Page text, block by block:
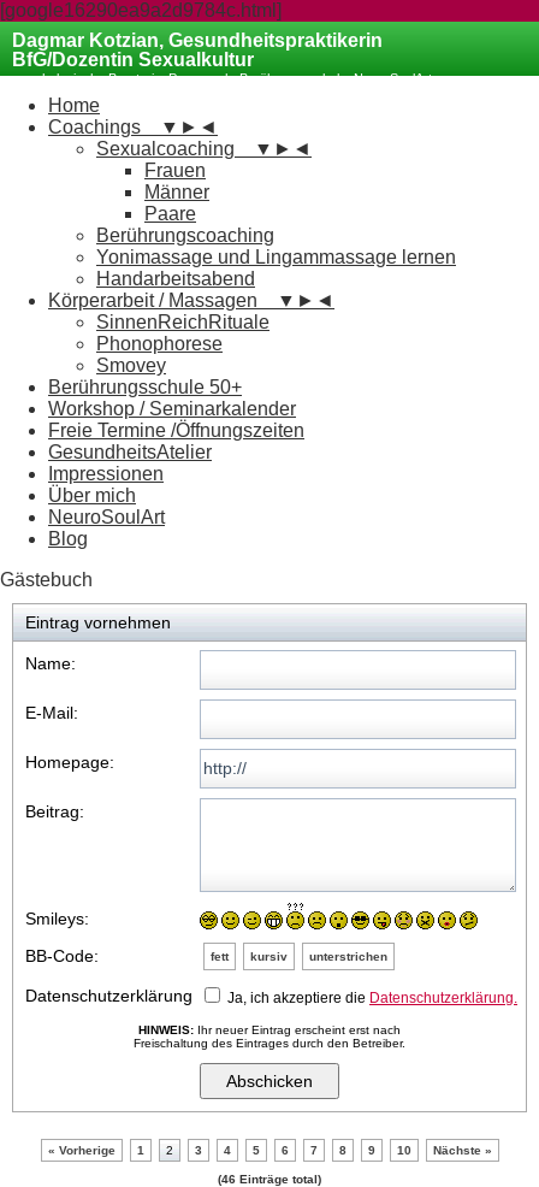
[google16290ea9a2d9784c.html]
Dagmar Kotzian, Gesundheitspraktikerin
BfG/Dozentin Sexualkultur
psychologische Beraterin, Paarcoach, Berührungsschule, NeuroSoulArt
CoachingHome
Coachings
▼ ► ◄
Sexualcoaching
▼ ► ◄
Frauen
Männer
Paare
Berührungscoaching
Yonimassage und Lingammassage lernen
Handarbeitsabend
Körperarbeit / Massagen
▼ ► ◄
SinnenReichRituale
Phonophorese
Smovey
Berührungsschule 50+
Workshop / Seminarkalender
Freie Termine /Öffnungszeiten
GesundheitsAtelier
Impressionen
Über mich
NeuroSoulArt
Blog
Gästebuch
Eintrag vornehmen
Name:
E-Mail:
Homepage:
Beitrag:
Smileys:
BB-Code:
fett kursiv unterstrichen
Datenschutzerklärung Ja, ich akzeptiere die Datenschutzerklärung.
HINWEIS: Ihr neuer Eintrag erscheint erst nach
Freischaltung des Eintrages durch den Betreiber.
« Vorherige 1 2 3 4 5 6 7 8 9 10 Nächste »
(46 Einträge total)